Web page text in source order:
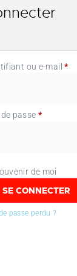
ou e-mail*
passe *
de moi
SE CONNECTER
passe perdu ?